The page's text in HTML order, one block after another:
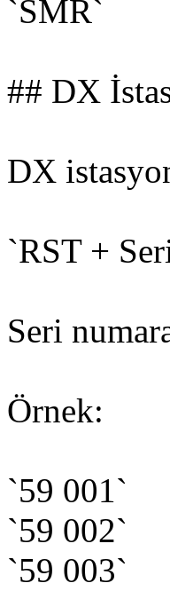
`SMR`
## DX
DX
`RST +
Seri
Örnek:
`59 001`
`59 002`
`59 003`